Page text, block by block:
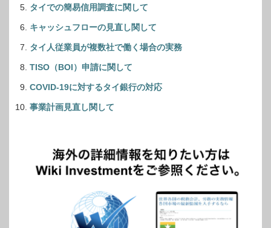
タイでの簡易信用調査に関して
キャッシュフローの見直し関して
タイ人従業員が複数社で働く場合の実務
TISO（BOI）申請に関して
COVID-19に対するタイ銀行の対応
事業計画見直し関して